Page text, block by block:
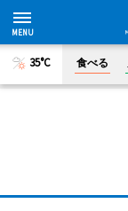
35°C 食べる